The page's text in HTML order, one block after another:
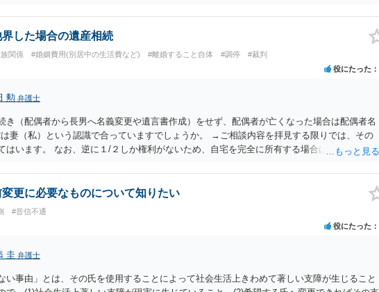
上記のような文言が無くても養育費の見直しは適宜出来るかと思うのですが違うのでしょう
そのとおりかと思います。養育費は事情の変更があった場合に変更するので毎年見直すこと
した場合の遺産相続
関係 #婚姻費用(別居中の生活費など) #離婚すること自体 #調停 #裁判
役にたった
勲 弁護士
き（配偶者から長男へ名義変更や遺言書作成）をせず、配偶者が亡くなった場合は配偶者名
妻（私）という認識で合っていますでしょうか。 →ご相談内容を拝見する限りでは、その
はいます。 なお、逆に１/２しか権利がないため、自宅を完全に所有する場合は、他の相続
更に必要なものについて知りたい
#音信不通
役にたった
圭 弁護士
い事由」とは、その氏を使用することによって社会生活上きわめて著しい支障が生じること